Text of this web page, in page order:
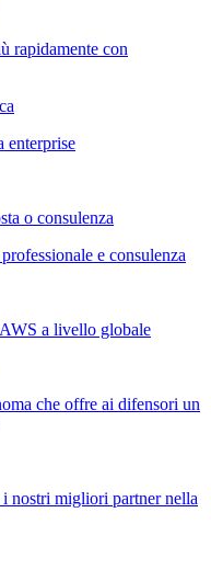
rapidamente con
enterprise
o consulenza
e consulenza
a livello globale
che offre ai difensori un
nostri migliori partner nella